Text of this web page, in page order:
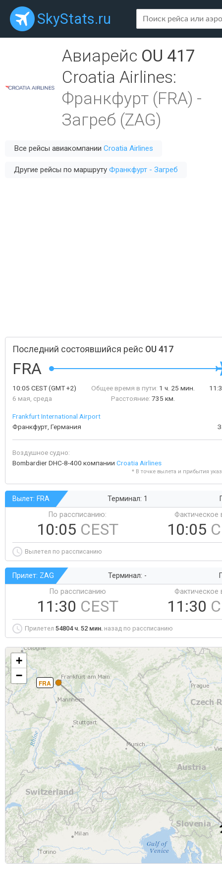
SkyStats.ru
Авиарейс OU 417
Croatia Airlines:
Франкфурт (FRA) -
Загреб (ZAG)
Все рейсы авиакомпании Croatia Airlines
Другие рейсы по маршруту Франкфурт - Загреб
Последний состоявшийся рейс OU 417
FRA
10:05 CEST(GMT +2)
6 мая, среда
Общее время в пути: 1 ч. 25 мин.
Расстояние: 735 км.
Frankfurt International Airport
Франкфурт, Германия
Воздушное судно:
Bombardier DHC-8-400 компании Croatia Airlines
* В точке вылета и прибытия
Вылет: FRA Терминал: 1
По рассписанию:
10:05 CEST
Фактическое
10:05
Вылетел по рассписанию
Прилет: ZAG Терминал: -
По рассписанию
11:30 CEST
Фактическое
11:30
Прилетел 54804 ч. 52 мин. назад по рассписанию
FRA
+
−